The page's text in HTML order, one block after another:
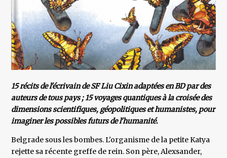
15 récits de l'écrivain de SF Liu Cixin adaptées en BD par des
auteurs de tous pays ; 15 voyages quantiques à la croisée des
dimensions scientifiques, géopolitiques et humanistes, pour
imaginer les possibles futurs de l'humanité.
Belgrade sous les bombes. L'organisme de la petite Katya
rejette sa récente greffe de rein. Son père, Alexsander,